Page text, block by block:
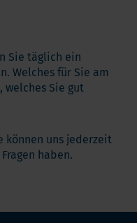
Sie täglich ein
Welches für Sie am
welches Sie gut
können uns jederzeit
haben.